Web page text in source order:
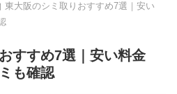
東大阪のシミ取りおすすめ7選｜安い
すすめ7選｜安い料金
も確認